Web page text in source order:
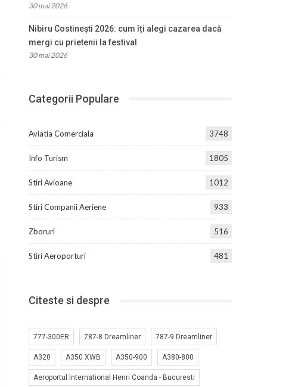
30 mai 2026
Nibiru Costinești 2026: cum îți alegi cazarea dacă
mergi cu prietenii la festival
30 mai 2026
Categorii Populare
Aviatia Comerciala 3748
Info Turism 1805
Stiri Avioane 1012
Stiri Companii Aeriene 933
Zboruri 516
Stiri Aeroporturi 481
Citeste si despre
777-300ER 787-8 Dreamliner 787-9 Dreamliner
A320 A350 XWB A350-900 A380-800
Aeroportul International Henri Coanda - Bucuresti